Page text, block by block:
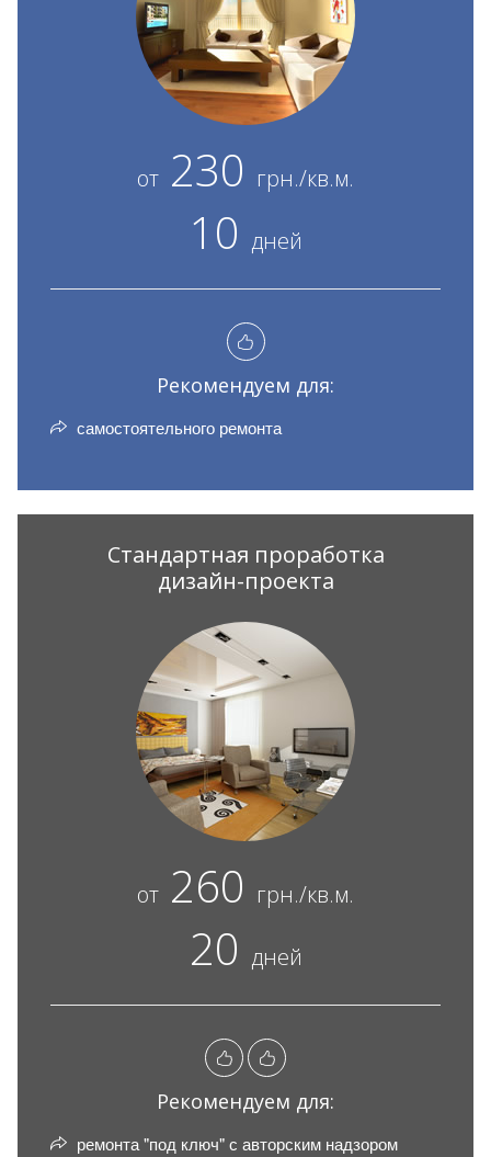
от 230 грн./кв.м.
10 дней
Рекомендуем для:
самостоятельного ремонта
Стандартная проработка
дизайн-проекта
от 260 грн./кв.м.
20 дней
Рекомендуем для:
ремонта "под ключ" с авторским надзором